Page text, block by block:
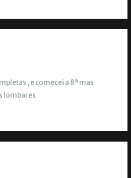
, e comecei a 8ª mas
lombares